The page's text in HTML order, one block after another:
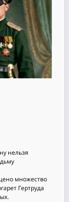
нельзя
множество
Гертруда